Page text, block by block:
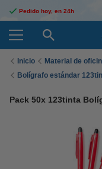
Pedido hoy, en 24h
Inicio Material de
Bolígrafo estándar
Pack 50x 123tinta